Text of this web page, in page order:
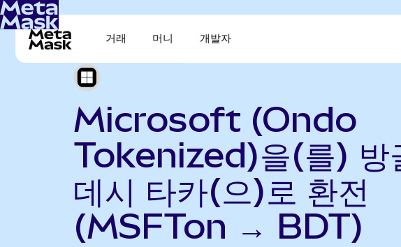
거래 머니 개발자
Microsoft (Ondo
Tokenized)을(를) 방
데시 타카(으)로 환전
(MSFTon → BDT)